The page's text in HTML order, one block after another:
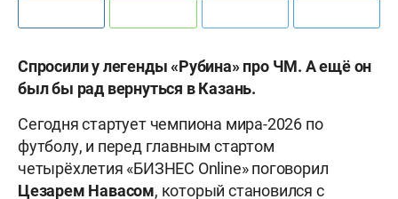
Спросили у легенды «Рубина» про ЧМ. А ещё он
был бы рад вернуться в Казань.
Сегодня стартует чемпиона мира-2026 по
футболу, и перед главным стартом
четырёхлетия «БИЗНЕС Online» поговорил
Цезарем Навасом, который становился с